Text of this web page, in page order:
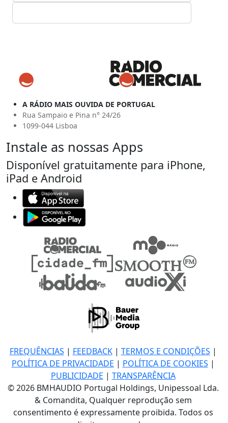
A RÁDIO MAIS OUVIDA DE PORTUGAL
Rua Sampaio e Pina n° 24/26
1099-044 Lisboa
Instale as nossas Apps
Disponível gratuitamente para iPhone,
iPad e Android
FREQUÊNCIAS | FEEDBACK| TERMOS E CONDIÇÕES |
POLÍTICA DE PRIVACIDADE | POLÍTICA DE COOKIES |
PUBLICIDADE | TRANSPARÊNCIA
© 2026 BMHAUDIO Portugal Holdings, Unipessoal Lda.
& Comandita, Qualquer reprodução sem
consentimento é expressamente proibida. Todos os